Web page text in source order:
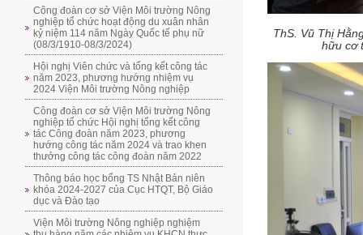
Công đoàn cơ sở Viện Môi trường Nông
nghiệp tổ chức hoạt động du xuân nhân
kỷ niệm 114 năm Ngày Quốc tế phụ nữ
(08/3/1910-08/3/2024)
Hội nghị Viên chức và tổng kết công tác
năm 2023, phương hướng nhiệm vụ
2024 Viện Môi trường Nông nghiệp
Công đoàn cơ sở Viện Môi trường Nông
nghiệp tổ chức Hội nghị tổng kết công
tác Công đoàn năm 2023, phương
hướng công tác năm 2024 và trao khen
thưởng công tác công đoàn năm 2022
Thông báo học bổng TS Nhật Bản niên
khóa 2024-2027 của Cục HTQT, Bộ Giáo
dục và Đào tạo
Viện Môi trường Nông nghiệp nghiệm
ThS. Vũ Thị
hữu cơ